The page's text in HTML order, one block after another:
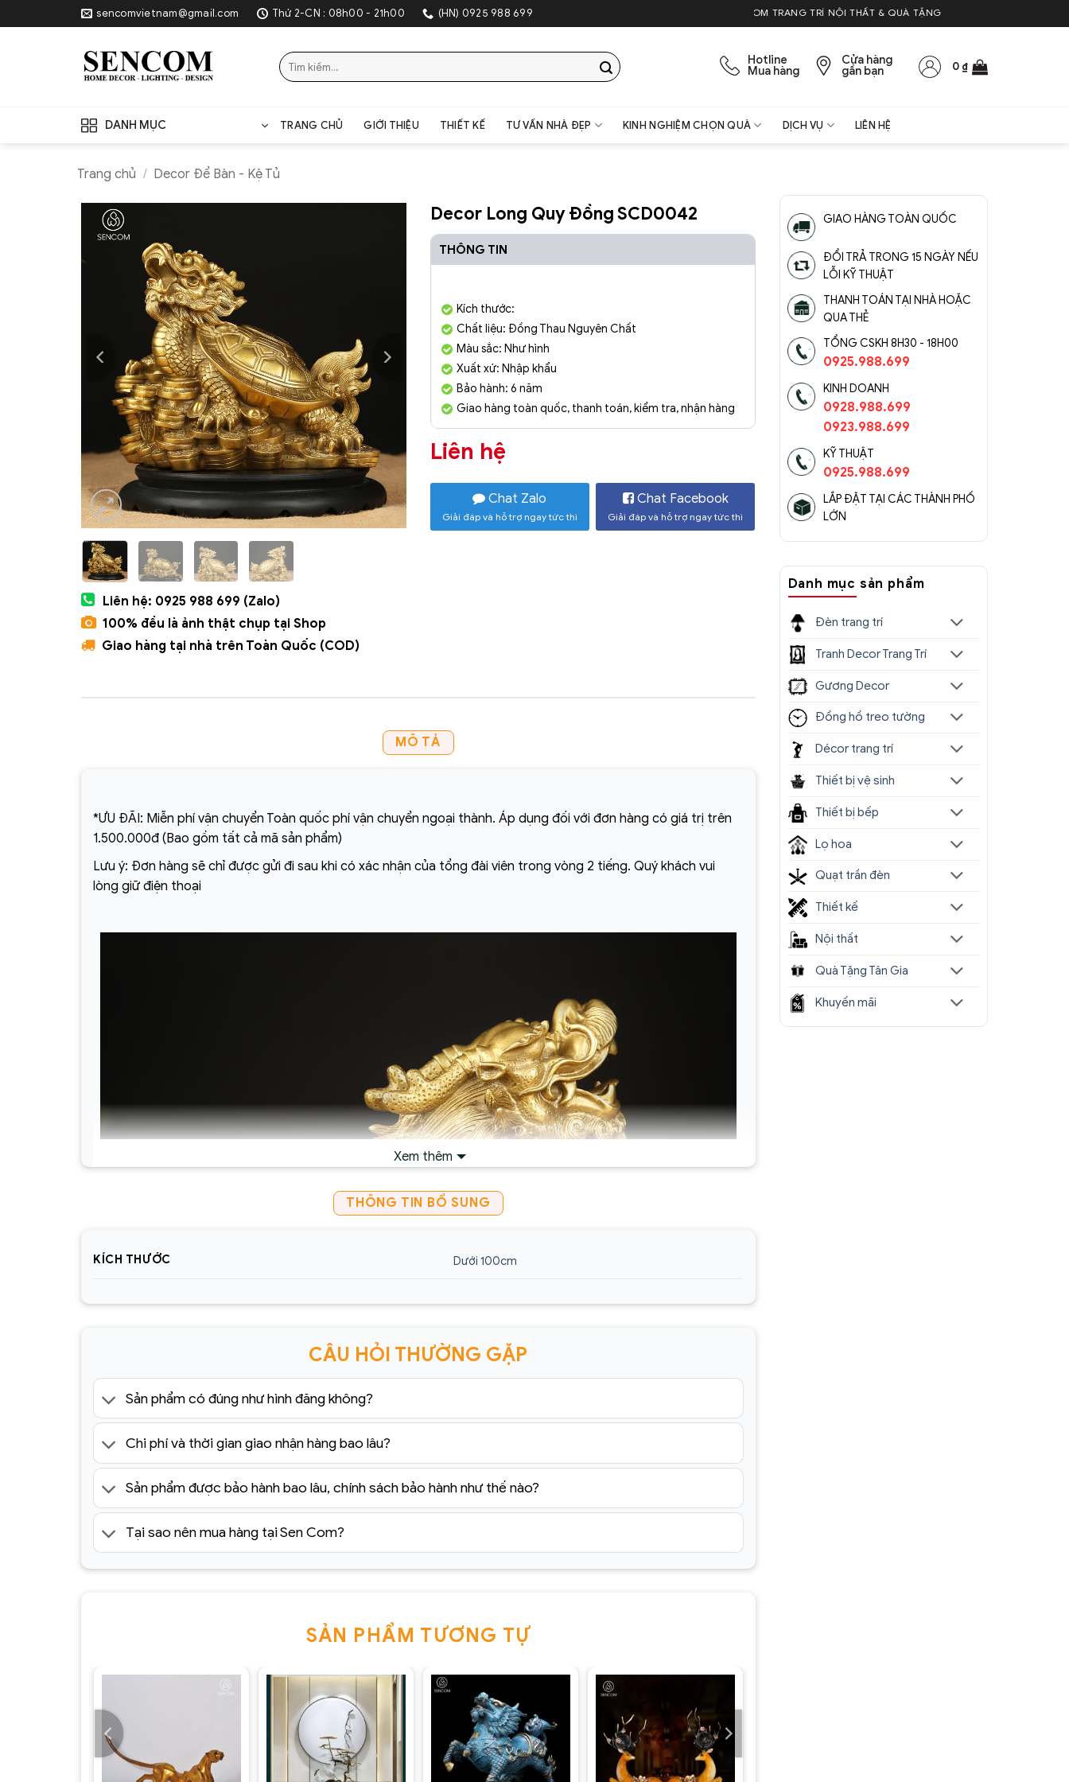
to
sencomvietnam@gmail.com Thứ 2-CN : 08h00 - 21h00 (HN) 0925 988 699 SHOWROOM TRANG TRÍ NỘI THẤT & QUÀ TẶNG
Tìm
kiếm:
Hotline
Mua hàng
Cửa hàng
gần bạn 0 ₫
DANH MỤC TRANG CHỦ GIỚI THIỆU THIẾT KẾ TƯ VẤN NHÀ ĐẸP KINH NGHIỆM CHỌN QUÀ DỊCH VỤ LIÊN HỆ
Trang chủ / Decor Để Bàn - Kệ Tủ
Liên hệ: 0925 988 699 (Zalo)
100% đều là ảnh thật chụp tại Shop
Giao hàng tại nhà trên Toàn Quốc (COD)
Decor Long Quy Đồng SCD0042
THÔNG TIN
Kích thước:
Chất liệu: Đồng Thau Nguyên Chất
Màu sắc: Như hình
Xuất xứ: Nhập khẩu
Bảo hành: 6 năm
Giao hàng toàn quốc, thanh toán, kiểm tra, nhận hàng
Liên hệ
Chat Zalo
Giải đáp và hỗ trợ ngay tức thì
Chat Facebook
Giải đáp và hỗ trợ ngay tức thì
MÔ TẢ
*ƯU ĐÃI: Miễn phí vận chuyển Toàn quốc phí vận chuyển ngoại thành. Áp dụng đối với đơn hàng có giá trị trên
1.500.000đ (Bao gồm tất cả mã sản phẩm)
Lưu ý: Đơn hàng sẽ chỉ được gửi đi sau khi có xác nhận của tổng đài viên trong vòng 2 tiếng. Quý khách vui
lòng giữ điện thoại
Xem thêm
THÔNG TIN BỔ SUNG
KÍCH THƯỚC Dưới 100cm
CÂU HỎI THƯỜNG GẶP
Sản phẩm có đúng như hình đăng không?
Chi phí và thời gian giao nhận hàng bao lâu?
Sản phẩm được bảo hành bao lâu, chính sách bảo hành như thế nào?
Tại sao nên mua hàng tại Sen Com?
SẢN PHẨM TƯƠNG TỰ
GIAO HÀNG TOÀN QUỐC
ĐỔI TRẢ TRONG 15 NGÀY NẾU
LỖI KỸ THUẬT
THANH TOÁN TẠI NHÀ HOẶC
QUA THẺ
TỔNG CSKH 8H30 - 18H00
0925.988.699
KINH DOANH
0928.988.699
0923.988.699
KỸ THUẬT
0925.988.699
LẮP ĐẶT TẠI CÁC THÀNH PHỐ
LỚN
Danh mục sản phẩm
Đèn trang trí
Tranh Decor Trang Trí
Gương Decor
Đồng hồ treo tường
Décor trang trí
Thiết bị vệ sinh
Thiết bị bếp
Lọ hoa
Quạt trần đèn
Thiết kế
Nội thất
Quà Tặng Tân Gia
Khuyến mãi